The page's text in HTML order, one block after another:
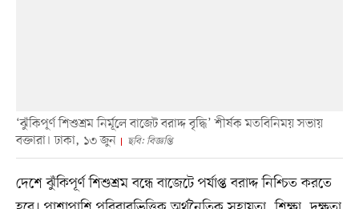
‘ঝুঁকিপূর্ণ শিশুশ্রম নির্মূলে বাজেট বরাদ্দ বৃদ্ধি’ শীর্ষক মতবিনিময় সভায়
বক্তারা। ঢাকা, ১৩ জুন
ছবি: বিজ্ঞপ্তি
দেশে ঝুঁকিপূর্ণ শিশুশ্রম বন্ধে বাজেটে পর্যাপ্ত বরাদ্দ নিশ্চিত করতে